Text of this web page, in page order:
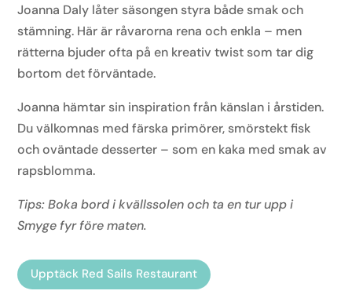
Joanna Daly låter säsongen styra både smak och
stämning. Här är råvarorna rena och enkla – men
rätterna bjuder ofta på en kreativ twist som tar dig
bortom det förväntade.
Joanna hämtar sin inspiration från känslan i årstiden.
Du välkomnas med färska primörer, smörstekt fisk
och oväntade desserter – som en kaka med smak av
rapsblomma.
Tips: Boka bord i kvällssolen och ta en tur upp i
Smyge fyr före maten.
Upptäck Red Sails Restaurant